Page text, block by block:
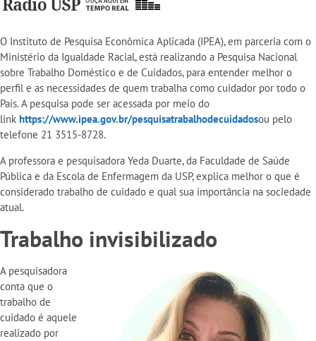
O Instituto de Pesquisa Econômica Aplicada (IPEA), em parceria com o
Ministério da Igualdade Racial, está realizando a Pesquisa Nacional
sobre Trabalho Doméstico e de Cuidados, para entender melhor o
perfil e as necessidades de quem trabalha como cuidador por todo o
País. A pesquisa pode ser acessada por meio do
link https://www.ipea.gov.br/pesquisatrabalhodecuidadosou pelo
telefone 21 3515-8728.
A professora e pesquisadora Yeda Duarte, da Faculdade de Saúde
Pública e da Escola de Enfermagem da USP, explica melhor o que é
considerado trabalho de cuidado e qual sua importância na sociedade
atual.
Trabalho invisibilizado
A pesquisadora
conta que o
trabalho de
cuidado é aquele
realizado por